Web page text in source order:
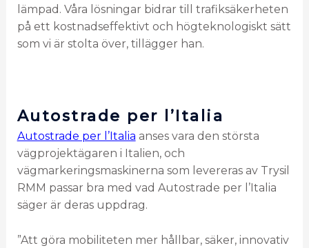
lämpad. Våra lösningar bidrar till trafiksäkerheten
på ett kostnadseffektivt och högteknologiskt sätt
som vi är stolta över, tillägger han.
Autostrade per l’Italia
Autostrade per l’Italia anses vara den största
vägprojektägaren i Italien, och
vägmarkeringsmaskinerna som levereras av Trysil
RMM passar bra med vad Autostrade per l’Italia
säger är deras uppdrag.
”Att göra mobiliteten mer hållbar, säker, innovativ